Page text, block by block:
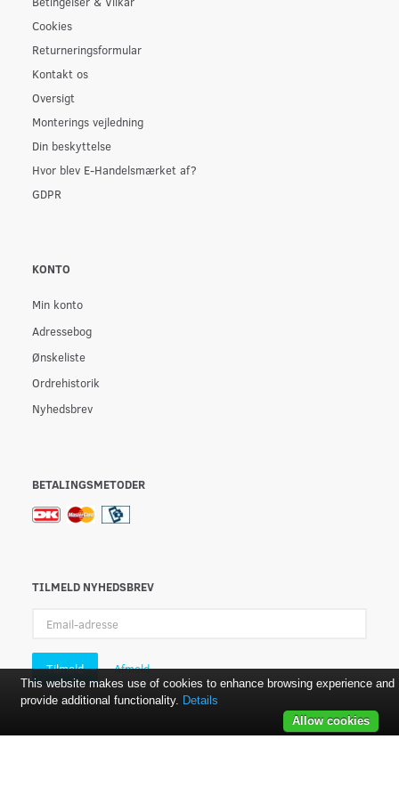
Cookies
Returneringsformular
Kontakt os
Oversigt
Monterings vejledning
Din beskyttelse
Hvor blev E-Handelsmærket af?
GDPR
KONTO
Min konto
Adressebog
Ønskeliste
Ordrehistorik
Nyhedsbrev
BETALINGSMETODER
TILMELD NYHEDSBREV
adresse
Tilmeld Afmeld
This website makes use of cookies to enhance browsing experience and
provide additional functionality. Details
Allow cookies